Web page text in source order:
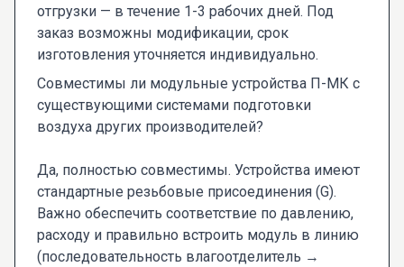
отгрузки — в течение 1-3 рабочих дней. Под
заказ возможны модификации, срок
изготовления уточняется индивидуально.
Совместимы ли модульные устройства П-МК с
существующими системами подготовки
воздуха других производителей?
Да, полностью совместимы. Устройства имеют
стандартные резьбовые присоединения (G).
Важно обеспечить соответствие по давлению,
расходу и правильно встроить модуль в линию
(последовательность влагоотделитель →